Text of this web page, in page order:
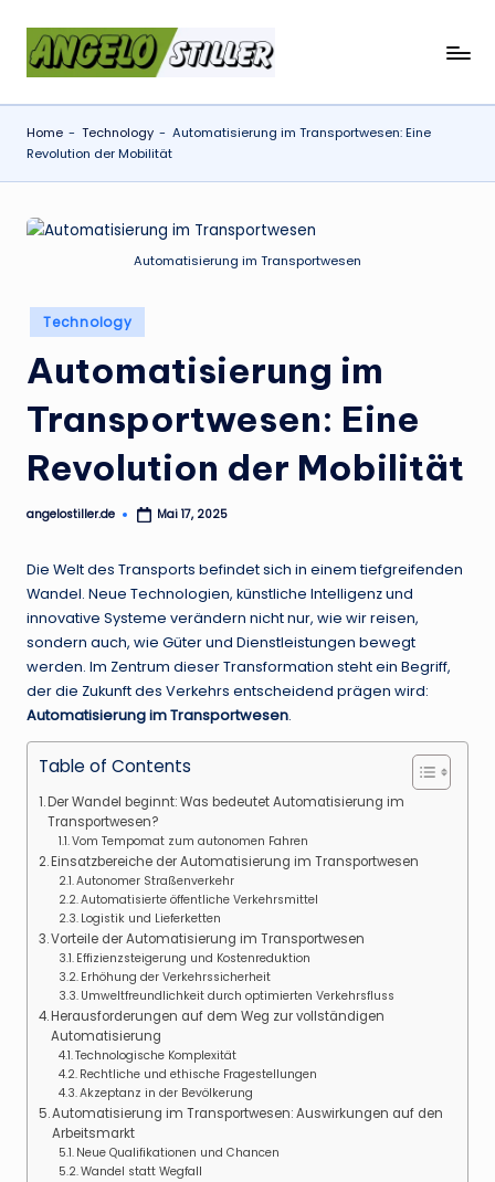
a
n
g
e
l
il
l
e
r
.
e
Home - Technology - Automatisierung im Transportwesen: Eine
Revolution der Mobilität
Automatisierung im Transportwesen
Posted
in
Technology
Automatisierung im
Transportwesen: Eine
Revolution der Mobilität
Posted
angelostiller.de Mai 17, 2025
Die Welt des Transports befindet sich in einem tiefgreifenden
Wandel. Neue Technologien, künstliche Intelligenz und
innovative Systeme verändern nicht nur, wie wir reisen,
sondern auch, wie Güter und Dienstleistungen bewegt
werden. Im Zentrum dieser Transformation steht ein Begriff,
der die Zukunft des Verkehrs entscheidend prägen wird:
Automatisierung im Transportwesen.
Table of Contents
Der Wandel beginnt: Was bedeutet Automatisierung im
Transportwesen?
Vom Tempomat zum autonomen Fahren
Einsatzbereiche der Automatisierung im Transportwesen
Autonomer Straßenverkehr
Automatisierte öffentliche Verkehrsmittel
Logistik und Lieferketten
Vorteile der Automatisierung im Transportwesen
Effizienzsteigerung und Kostenreduktion
Erhöhung der Verkehrssicherheit
Umweltfreundlichkeit durch optimierten Verkehrsfluss
Herausforderungen auf dem Weg zur vollständigen
Automatisierung
Technologische Komplexität
Rechtliche und ethische Fragestellungen
Akzeptanz in der Bevölkerung
Automatisierung im Transportwesen: Auswirkungen auf den
Arbeitsmarkt
Neue Qualifikationen und Chancen
Wandel statt Wegfall